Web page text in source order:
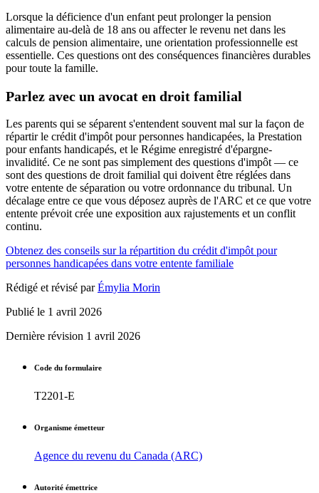
Lorsque la déficience d'un enfant peut prolonger la pension
alimentaire au-delà de 18 ans ou affecter le revenu net dans les
calculs de pension alimentaire, une orientation professionnelle est
essentielle. Ces questions ont des conséquences financières durables
pour toute la famille.
Parlez avec un avocat en droit familial
Les parents qui se séparent s'entendent souvent mal sur la façon de
répartir le crédit d'impôt pour personnes handicapées, la Prestation
pour enfants handicapés, et le Régime enregistré d'épargne-
invalidité. Ce ne sont pas simplement des questions d'impôt — ce
sont des questions de droit familial qui doivent être réglées dans
votre entente de séparation ou votre ordonnance du tribunal. Un
décalage entre ce que vous déposez auprès de l'ARC et ce que votre
entente prévoit crée une exposition aux rajustements et un conflit
continu.
Obtenez des conseils sur la répartition du crédit d'impôt pour
personnes handicapées dans votre entente familiale
Rédigé et révisé parÉmylia Morin
Publié le 1 avril 2026
Dernière révision 1 avril 2026
Code du formulaire
T2201-E
Organisme émetteur
Agence du revenu du Canada (ARC)
Autorité émettrice